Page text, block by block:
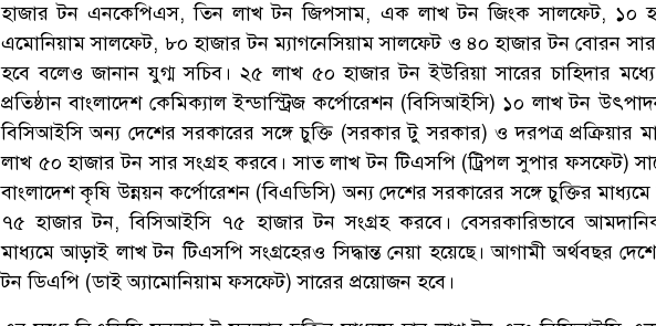
হাজার টন এনকেপিএস, তিন লাখ টন জিপসাম, এক লাখ টন জিংক সালফেট, ১০
এমোনিয়াম সালফেট, ৮০ হাজার টন ম্যাগনেসিয়াম সালফেট ও ৪০ হাজার টন বোরন
হবে বলেও জানান যুগ্ম সচিব। ২৫ লাখ ৫০ হাজার টন ইউরিয়া সারের চাহিদার
প্রতিষ্ঠান বাংলাদেশ কেমিক্যাল ইন্ডাস্ট্রিজ কর্পোরেশন (বিসিআইসি) ১০ লাখ টন
বিসিআইসি অন্য দেশের সরকারের সঙ্গে চুক্তি (সরকার টু সরকার) ও দরপত্র প্রক্রিয়ার
লাখ ৫০ হাজার টন সার সংগ্রহ করবে। সাত লাখ টন টিএসপি (ট্রিপল সুপার ফসফেট)
বাংলাদেশ কৃষি উন্নয়ন কর্পোরেশন (বিএডিসি) অন্য দেশের সরকারের সঙ্গে চুক্তির
৭৫ হাজার টন, বিসিআইসি ৭৫ হাজার টন সংগ্রহ করবে। বেসরকারিভাবে
মাধ্যমে আড়াই লাখ টন টিএসপি সংগ্রহেরও সিদ্ধান্ত নেয়া হয়েছে। আগামী অর্থবছর
টন ডিএপি (ডাই অ্যামোনিয়াম ফসফেট) সারের প্রয়োজন হবে।